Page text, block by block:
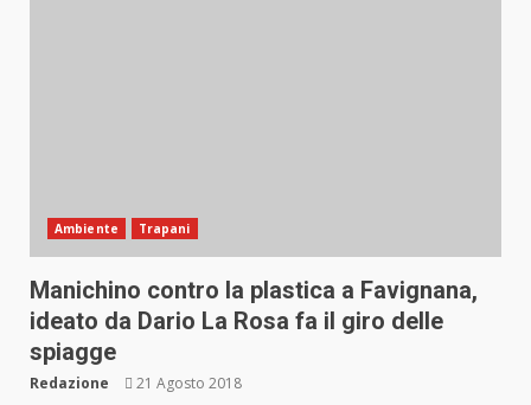
Ambiente Trapani
Manichino contro la plastica a Favignana,
ideato da Dario La Rosa fa il giro delle
spiagge
Redazione 21 Agosto 2018